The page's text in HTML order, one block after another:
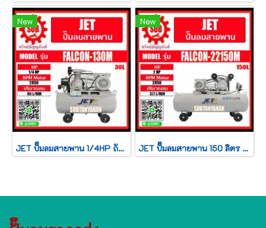
New
JET ปั๊มลมสายพาน 1/4HP ถัง 30 ลิตร JET FALCON-130M
New
JET ปั๊มลมสายพาน 150 ลิตร รุ่น FALCON-22150M